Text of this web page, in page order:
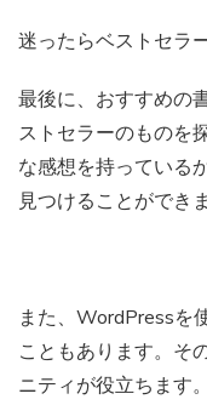
迷ったらベストセラ
最後に、おすすめの
ストセラーのものを
な感想を持っている
見つけることができま
また、WordPressを
こともあります。そ
ニティが役立ちます